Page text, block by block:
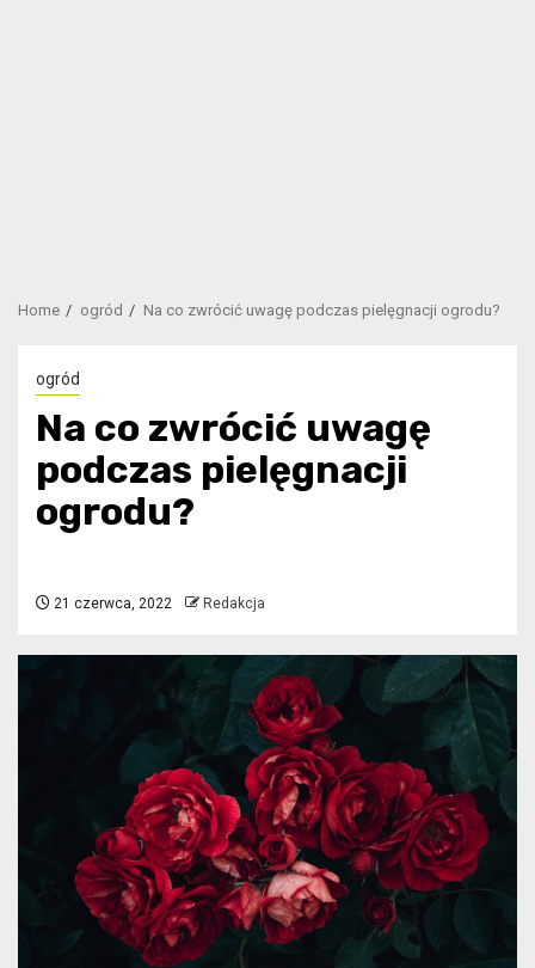
Home ogród Na co zwrócić uwagę podczas pielęgnacji ogrodu?
ogród
Na co zwrócić uwagę
podczas pielęgnacji
ogrodu?
21 czerwca, 2022 Redakcja